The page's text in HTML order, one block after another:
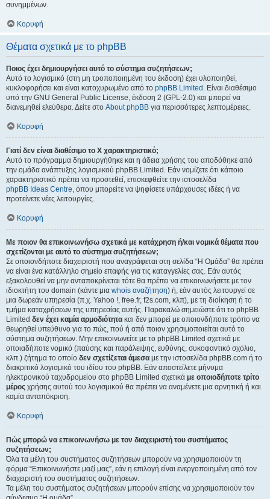
συνημμένων.
Κορυφή
Θέματα σχετικά με το phpBB
Ποιος έχει δημιουργήσει αυτό το σύστημα συζητήσεων;
Αυτό το λογισμικό (στη μη τροποποιημένη του έκδοση) έχει υλοποιηθεί,
κυκλοφορήσει και είναι κατοχυρωμένο από το phpBB Limited . Είναι διαθέσιμο
υπό την GNU General Public License, έκδοση 2 (GPL-2.0) και μπορεί να
διανεμηθεί ελεύθερα. Δείτε στο About phpBB για περισσότερες λεπτομέρειες.
Κορυφή
Γιατί δεν είναι διαθέσιμο το Χ χαρακτηριστικό;
Αυτό το πρόγραμμα δημιουργήθηκε και η άδεια χρήσης του αποδόθηκε από
την ομάδα ανάπτυξης λογισμικού phpBB Limited. Εάν νομίζετε ότι κάποιο
χαρακτηριστικό πρέπει να προστεθεί, επισκεφθείτε την ιστοσελίδα
phpBB Ideas Centre, όπου μπορείτε να ψηφίσετε υπάρχουσες ιδέες ή να
προτείνετε νέες λειτουργίες.
Κορυφή
Με ποιον θα επικοινωνήσω σχετικά με κατάχρηση ή/και νομικά θέματα που
σχετίζονται με αυτό το σύστημα συζητήσεων;
Σε οποιονδήποτε διαχειριστή που αναγράφεται στη σελίδα “Η Ομάδα” θα πρέπει
να είναι ένα κατάλληλο σημείο επαφής για τις καταγγελίες σας. Εάν αυτός
εξακολουθεί να μην ανταποκρίνεται τότε θα πρέπει να επικοινωνήσετε με τον
ιδιοκτήτη του domain (κάντε μια whois αναζήτηση) ή, εάν αυτός λειτουργεί σε
μια δωρεάν υπηρεσία (π.χ. Yahoo !, free.fr, f2s.com, κλπ), με τη διοίκηση ή το
τμήμα καταχρήσεων της υπηρεσίας αυτής. Παρακαλώ σημειώστε ότι το phpBB
Limited δεν έχει καμία αρμοδιότητα και δεν μπορεί με οποιονδήποτε τρόπο να
θεωρηθεί υπεύθυνο για το πώς, πού ή από ποιον χρησιμοποιείται αυτό το
σύστημα συζητήσεων. Μην επικοινωνείτε με το phpBB Limited σχετικά με
οποιαδήποτε νομικό (παύσης και παράλειψης, ευθύνης, συκοφαντικό σχόλιο,
κλπ.) ζήτημα το οποίο δεν σχετίζεται άμεσα με την ιστοσελίδα phpBB.com ή το
διακριτικό λογισμικό του ιδίου του phpBB. Εάν αποστείλετε μήνυμα
ηλεκτρονικού ταχυδρομείου στο phpBB Limited σχετικά με οποιοδήποτε τρίτο
μέρος χρήσης αυτού του λογισμικού θα πρέπει να αναμένετε μια αρνητική ή και
καμία ανταπόκριση.
Κορυφή
Πώς μπορώ να επικοινωνήσω με τον διαχειριστή του συστήματος
συζητήσεων;
Όλα τα μέλη του συστήματος συζητήσεων μπορούν να χρησιμοποιούν τη
φόρμα “Επικοινωνήστε μαζί μας”, εάν η επιλογή είναι ενεργοποιημένη από τον
διαχειριστή του συστήματος συζητήσεων.
Τα μέλη του συστήματος συζητήσεων μπορούν επίσης να χρησιμοποιούν τον